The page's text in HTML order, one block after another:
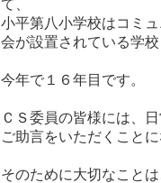
て、
小平第八小学校はコミ
会が設置されている学
今年で１６年目です。
ＣＳ委員の皆様には、
ご助言をいただくこと
そのために大切なこと